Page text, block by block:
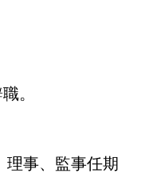
。
事、監事任期